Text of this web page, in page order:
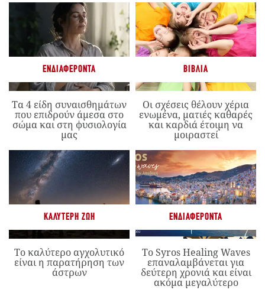
ΕΝΔΙΑΦΈΡΟΝΤΑ
Τα 4 είδη συναισθημάτων
που επιδρούν άμεσα στο
σώμα και στη φυσιολογία
μας
ΒΙΒΛΊΑ
Οι σχέσεις θέλουν χέρια
ενωμένα, ματιές καθαρές
και καρδιά έτοιμη να
μοιραστεί
ΚΑΛΎΤΕΡΗ ΖΩΉ
Το καλύτερο αγχολυτικό
είναι η παρατήρηση των
άστρων
ΕΝΔΙΑΦΈΡΟΝΤΑ
Το Syros Healing Waves
επαναλαμβάνεται για
δεύτερη χρονιά και είναι
ακόμα μεγαλύτερο